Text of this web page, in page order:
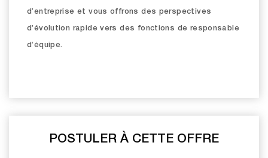
d’entreprise et vous offrons des perspectives
d’évolution rapide vers des fonctions de responsable
d’équipe.
POSTULER À CETTE OFFRE